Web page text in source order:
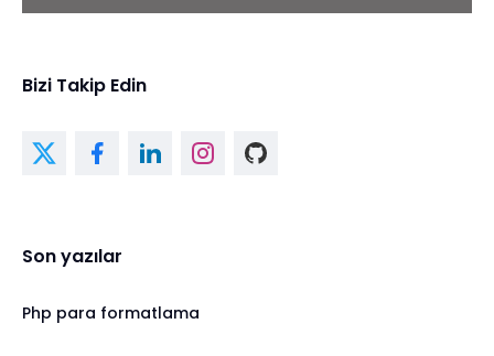
Bizi Takip Edin
Son yazılar
Php para formatlama